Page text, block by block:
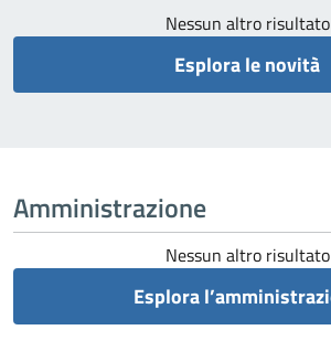
Nessun altro risultato
Esplora le novità
Amministrazione
Nessun altro risultato
Esplora